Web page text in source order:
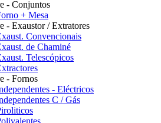
- Conjuntos
+ Mesa
- Exaustor / Extratores
Convencionais
de Chaminé
Telescópicos
- Fornos
- Eléctricos
C / Gás